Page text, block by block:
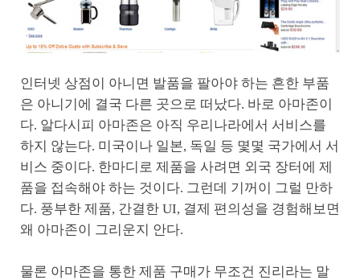
인터넷 상점이 아니면 발품을 팔아야 하는 흔한 부품
은 아니기에 결국 다른 곳으로 떠났다. 바로 아마존이
다. 알다시피 아마존은 아직 우리나라에서 서비스를
하지 않는다. 미국이나 일본, 독일 등 몇몇 국가에서 서
비스 중이다. 한마디로 제품을 사려면 외국 장터에 제
품을 접속해야 하는 것이다. 그런데 기꺼이 그럴 만하
다. 풍부한 제품, 간결한 UI, 결제 편의성을 경험해보면
왜 아마존이 그리운지 안다.
물론 아마존을 통한 제품 구매가 무조건 진리라는 말